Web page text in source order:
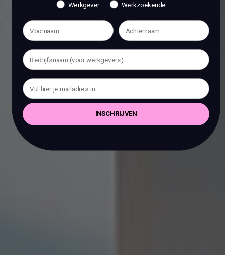
Werkgever Werkzoekende
INSCHRIJVEN